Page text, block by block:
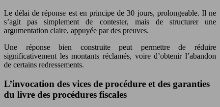
Le délai de réponse est en principe de 30 jours, prolongeable. Il ne
s’agit pas simplement de contester, mais de structurer une
argumentation claire, appuyée par des preuves.
Une réponse bien construite peut permettre de réduire
significativement les montants réclamés, voire d’obtenir l’abandon
de certains redressements.
L’invocation des vices de procédure et des garanties
du livre des procédures fiscales